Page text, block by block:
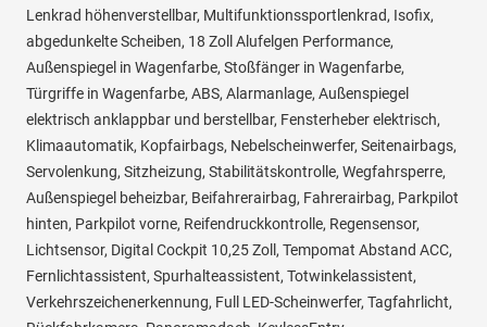
Lenkrad höhenverstellbar, Multifunktionssportlenkrad, Isofix,
abgedunkelte Scheiben, 18 Zoll Alufelgen Performance,
Außenspiegel in Wagenfarbe, Stoßfänger in Wagenfarbe,
Türgriffe in Wagenfarbe, ABS, Alarmanlage, Außenspiegel
elektrisch anklappbar und berstellbar, Fensterheber elektrisch,
Klimaautomatik, Kopfairbags, Nebelscheinwerfer, Seitenairbags,
Servolenkung, Sitzheizung, Stabilitätskontrolle, Wegfahrsperre,
Außenspiegel beheizbar, Beifahrerairbag, Fahrerairbag, Parkpilot
hinten, Parkpilot vorne, Reifendruckkontrolle, Regensensor,
Lichtsensor, Digital Cockpit 10,25 Zoll, Tempomat Abstand ACC,
Fernlichtassistent, Spurhalteassistent, Totwinkelassistent,
Verkehrszeichenerkennung, Full LED-Scheinwerfer, Tagfahrlicht,